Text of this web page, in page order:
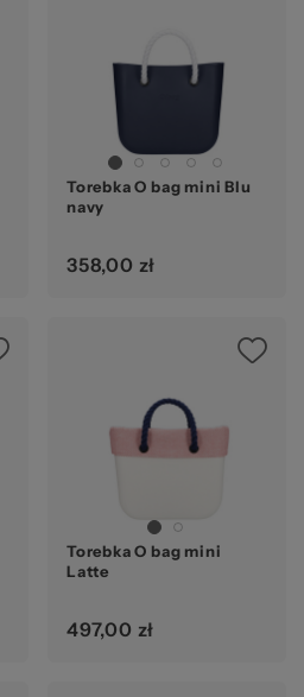
Torebka O bag mini Blu
navy
358,00 zł
Torebka O bag mini
Latte
497,00 zł